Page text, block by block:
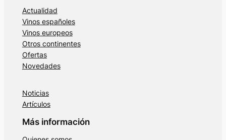
Actualidad
Vinos españoles
Vinos europeos
Otros continentes
Ofertas
Novedades
Noticias
Artículos
Más información